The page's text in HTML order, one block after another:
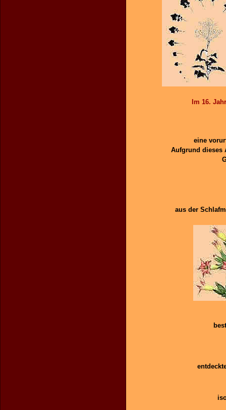
Im 16.
eine
Aufgrund dieses
aus der